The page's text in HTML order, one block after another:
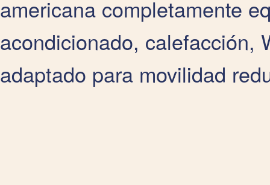
americana completamente
acondicionado, calefacción,
adaptado para movilidad